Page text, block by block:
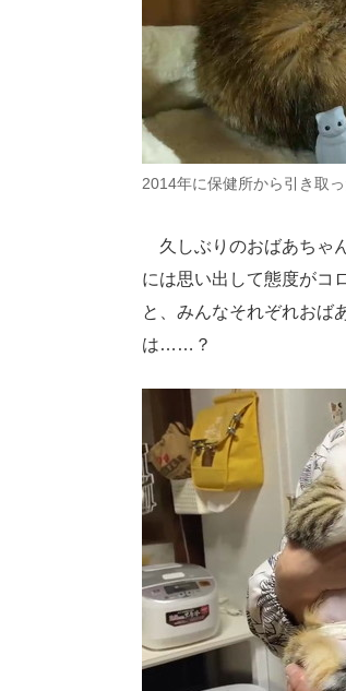
2014年に保健所から引き取
久しぶりのおばあちゃ
には思い出して態度がコ
と、みんなそれぞれおば
は……？